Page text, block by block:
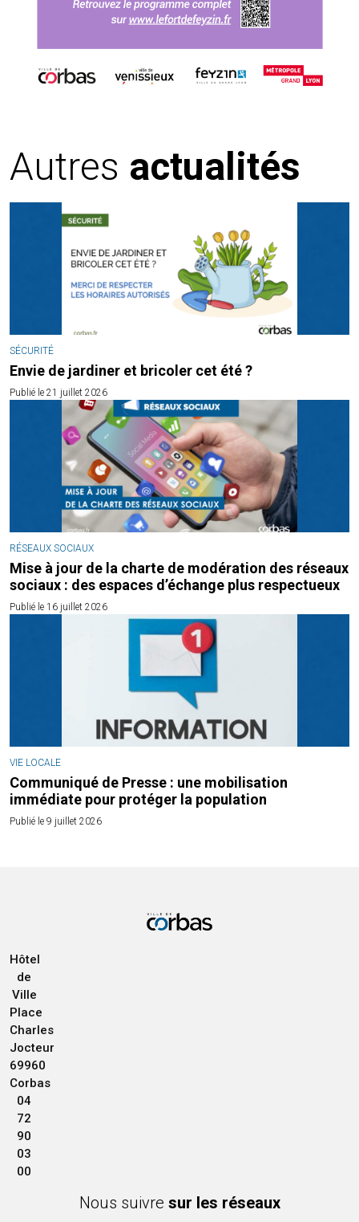
Autres actualités
SÉCURITÉ
Envie de jardiner et bricoler cet été ?
Publié le 21 juillet 2026
RÉSEAUX SOCIAUX
Mise à jour de la charte de modération des réseaux
sociaux : des espaces d’échange plus respectueux
Publié le 16 juillet 2026
VIE LOCALE
Communiqué de Presse : une mobilisation
immédiate pour protéger la population
Publié le 9 juillet 2026
Hôtel
de
Ville
Place
Charles
Jocteur
69960
Corbas
04
72
90
03
00
Nous suivre sur les réseaux